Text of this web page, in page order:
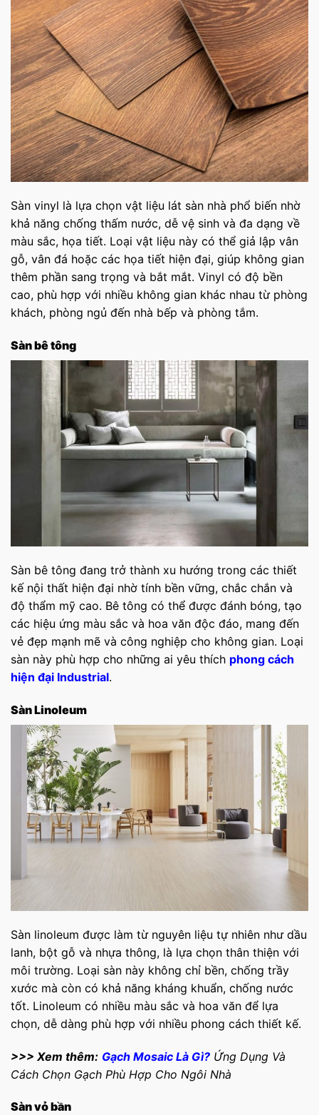
Sàn vinyl là lựa chọn vật liệu lát sàn nhà​ phổ biến nhờ
khả năng chống thấm nước, dễ vệ sinh và đa dạng về
màu sắc, họa tiết. Loại vật liệu này có thể giả lập vân
gỗ, vân đá hoặc các họa tiết hiện đại, giúp không gian
thêm phần sang trọng và bắt mắt. Vinyl có độ bền
cao, phù hợp với nhiều không gian khác nhau từ phòng
khách, phòng ngủ đến nhà bếp và phòng tắm.
Sàn bê tông
Sàn bê tông đang trở thành xu hướng trong các thiết
kế nội thất hiện đại nhờ tính bền vững, chắc chắn và
độ thẩm mỹ cao. Bê tông có thể được đánh bóng, tạo
các hiệu ứng màu sắc và hoa văn độc đáo, mang đến
vẻ đẹp mạnh mẽ và công nghiệp cho không gian. Loại
sàn này phù hợp cho những ai yêu thích phong cách
hiện đại Industrial.
Sàn Linoleum
Sàn linoleum được làm từ nguyên liệu tự nhiên như dầu
lanh, bột gỗ và nhựa thông, là lựa chọn thân thiện với
môi trường. Loại sàn này không chỉ bền, chống trầy
xước mà còn có khả năng kháng khuẩn, chống nước
tốt. Linoleum có nhiều màu sắc và hoa văn để lựa
chọn, dễ dàng phù hợp với nhiều phong cách thiết kế.
>>> Xem thêm: Gạch Mosaic Là Gì? Ứng Dụng Và
Cách Chọn Gạch Phù Hợp Cho Ngôi Nhà
Sàn vỏ bần